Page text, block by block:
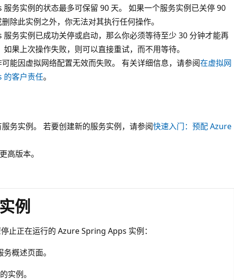
务实例的状态最多可保留 90 天。 如果一个服务实例已关停 90
除此实例之外，你无法对其执行任何操作。
务实例已成功关停或启动，那么你必须等待至少 30 分钟才能再
果上次操作失败，则可以直接重试，而不用等待。
能因虚拟网络配置无效而失败。 有关详细信息，请参阅在虚拟网
的客户责任。
务实例。 若要创建新的服务实例，请参阅快速入门：预配 Azure
高版本。
例
止正在运行的 Azure Spring Apps 实例：
概述页面。
实例。